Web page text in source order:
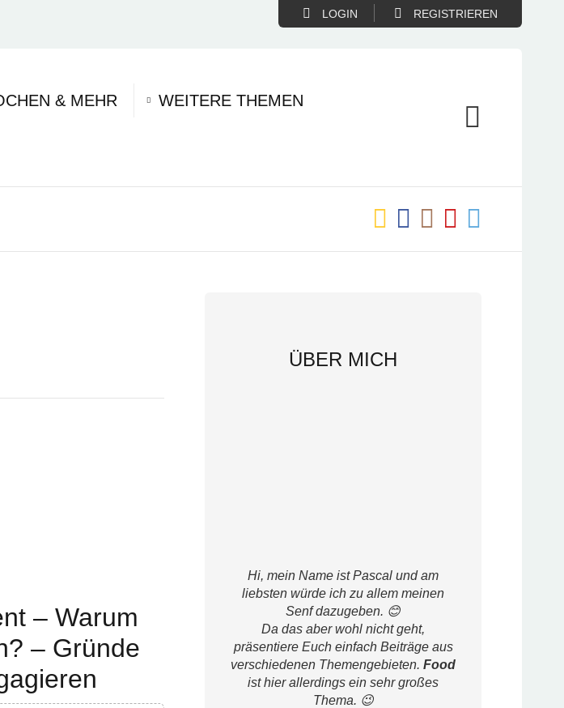
LOGIN REGISTRIEREN
& MEHR
WEITERE THEMEN
– Warum
– Gründe
ÜBER MICH
Hi, mein Name ist Pascal und am
liebsten würde ich zu allem meinen
Senf dazugeben. 😊
Da das aber wohl nicht geht,
präsentiere Euch einfach Beiträge aus
verschiedenen Themengebieten. Food
ist hier allerdings ein sehr großes
Thema. 😉